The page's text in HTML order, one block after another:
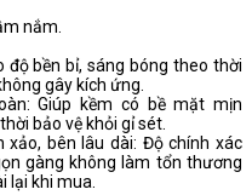
nắm.
độ bền bỉ, sáng bóng theo thời
gây kích ứng.
Giúp kềm có bề mặt mịn
bảo vệ khỏi gỉ sét.
xảo, bên lâu dài: Độ chính xác
gàng không làm tổn thương
lại khi mua.